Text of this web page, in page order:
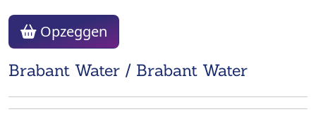
Brabant Water / Brabant Water
Opzeggen